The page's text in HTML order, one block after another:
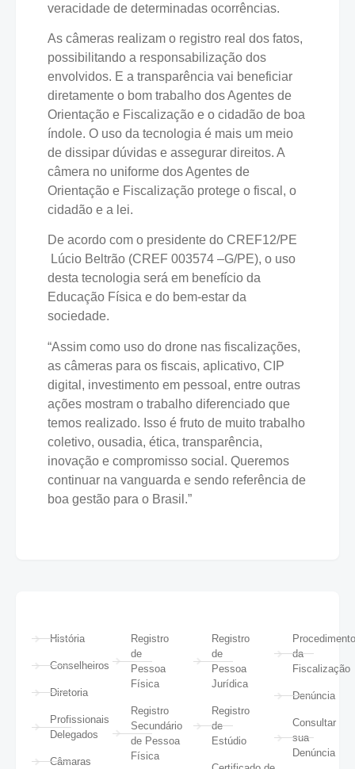
veracidade de determinadas ocorrências.
As câmeras realizam o registro real dos fatos,
possibilitando a responsabilização dos
envolvidos. E a transparência vai beneficiar
diretamente o bom trabalho dos Agentes de
Orientação e Fiscalização e o cidadão de boa
índole. O uso da tecnologia é mais um meio
de dissipar dúvidas e assegurar direitos. A
câmera no uniforme dos Agentes de
Orientação e Fiscalização protege o fiscal, o
cidadão e a lei.
De acordo com o presidente do CREF12/PE
Lúcio Beltrão (CREF 003574 –G/PE), o uso
desta tecnologia será em benefício da
Educação Física e do bem-estar da
sociedade.
“Assim como uso do drone nas fiscalizações,
as câmeras para os fiscais, aplicativo, CIP
digital, investimento em pessoal, entre outras
ações mostram o trabalho diferenciado que
temos realizado. Isso é fruto de muito trabalho
coletivo, ousadia, ética, transparência,
inovação e compromisso social. Queremos
continuar na vanguarda e sendo referência de
boa gestão para o Brasil.”
História
Conselheiros
Diretoria
Profissionais
Delegados
Câmaras
Registro
de
Pessoa
Física
Registro
Secundário
de Pessoa
Física
Registro
de
Pessoa
Jurídica
Registro
de
Estúdio
da
Fiscalização
Denúncia
Consultar
sua
Denúncia